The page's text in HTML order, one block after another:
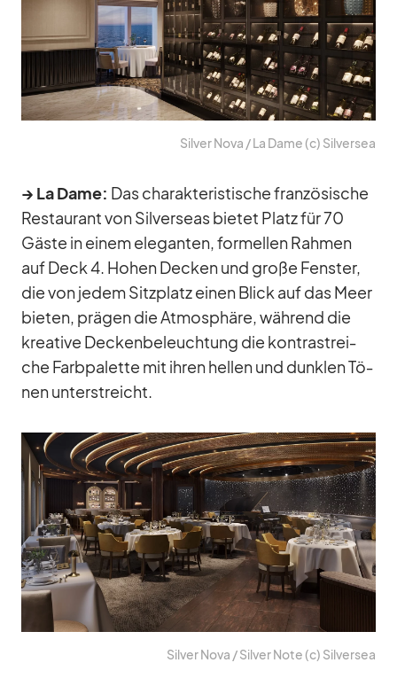
Sil­ver Nova /​ La Dame (c) Sil­ver­sea
→ La Dame: Das cha­rak­te­ris­ti­sche fran­zö­si­sche
Re­stau­rant von Sil­ver­seas bie­tet Platz für 70
Gäste in ei­nem ele­gan­ten, for­mel­len Rah­men
auf Deck 4. Ho­hen De­cken und große Fens­ter,
die von je­dem Sitz­platz ei­nen Blick auf das Meer
bie­ten, prä­gen die At­mo­sphäre, wäh­rend die
krea­tive De­cken­be­leuch­tung die kon­trast­rei­
che Farb­pa­lette mit ih­ren hel­len und dunk­len Tö­
nen un­ter­streicht.
Sil­ver Nova /​ Sil­ver Note (c) Sil­ver­sea